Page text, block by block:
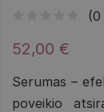
(0
52,00 €
Serumas –
poveikio